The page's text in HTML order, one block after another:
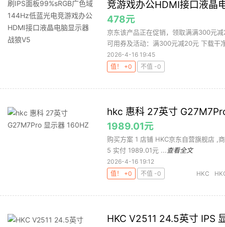
竞游戏办公HDMI接口液晶
478元
京东该产品正在促销，领取满满300元
可用券及活动：满300元减20元 下载干
2026-4-16 19:45
值！ +0
不值 -0
hkc 惠科 27英寸
1989.01元
购买方案 1 店铺 HKC京东自营旗舰店 ,
5 实付 1989.01元 ... 查看全文
2026-4-16 19:12
值！ +0
不值 -0 HKC
HKC V2511 24.5英寸 IPS